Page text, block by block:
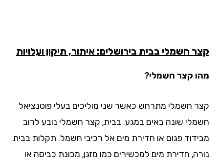
חשמלי בבית בירושלים: איתור, תיקון ועלויות
קצר חשמלי?
חשמלי מתרחש כאשר שני מוליכים בעלי פוטנציאל
שונה באים במגע. בבית, קצר חשמלי נובע לרוב
פגום או חדירת מים אל רכיבי חשמל. תקלות בבית
חדירת מים למכשירים כמו מזגן, מכונת כביסה או